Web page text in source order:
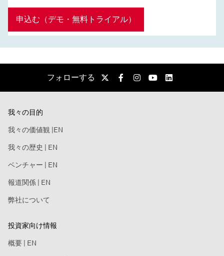
申込む（デモ・無料トライアル）
フォローする
我々の目的
我々の価値観 |EN
我々の歴史 | EN
ベンチャー | EN
報道関係 | EN
弊社について
投資家向け情報
概要 | EN